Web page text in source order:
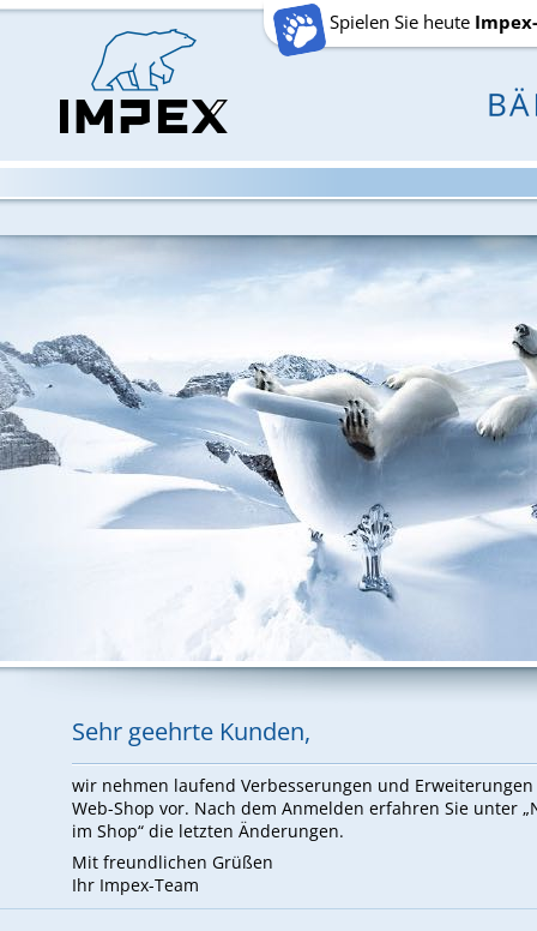
Spielen Sie heute
Sehr ge­ehr­te Kun­den,
wir neh­men lau­fend Ver­bes­se­run­gen und Er­wei­te­run­gen
Web-Shop vor. Nach dem An­mel­den er­fah­ren Sie un­ter
im Shop“ die letz­ten Än­de­run­gen.
Mit freund­li­chen Grü­ßen
Ihr Im­pex-Team